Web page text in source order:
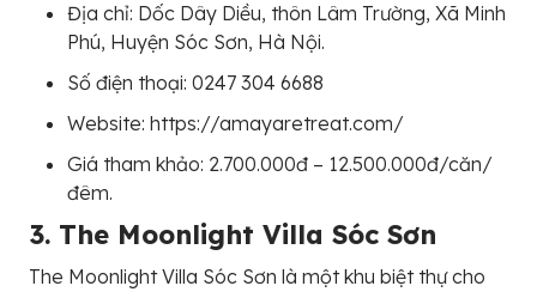
Địa chỉ: Dốc Dây Diều, thôn Lâm Trường, Xã Minh
Phú, Huyện Sóc Sơn, Hà Nội.
Số điện thoại: 0247 304 6688
Website: https://amayaretreat.com/
Giá tham khảo: 2.700.000đ – 12.500.000đ/căn/
đêm.
3. The Moonlight Villa Sóc Sơn
The Moonlight Villa Sóc Sơn là một khu biệt thự cho